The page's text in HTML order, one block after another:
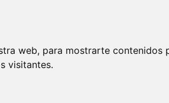
web, para mostrarte contenidos
visitantes.
SORTEO-PREESTRENOS